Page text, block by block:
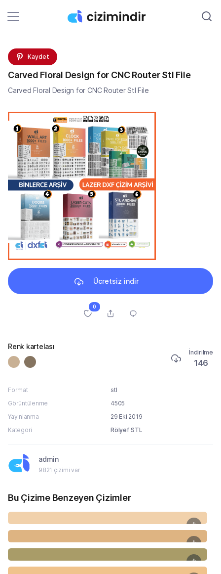
Kaydet
Carved Floral Design for CNC Router Stl File
Carved Floral Design for CNC Router Stl File
Ücretsiz indir
0
Renk kartelası
İndirilme
146
Format
stl
Görüntülenme
4505
Yayınlanma
29 Eki 2019
Kategori
Rölyef STL
admin
9821 çizimi var
Bu Çizime Benzeyen Çizimler